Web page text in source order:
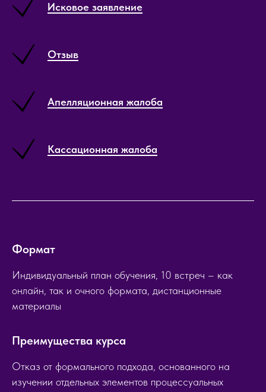
Исковое заявление
Отзыв
Апелляционная жалоба
Кассационная жалоба
Формат
Индивидуальный план обучения, 10 встреч – как
онлайн, так и очного формата, дистанционные
материалы
Преимущества курса
Отказ от формального подхода, основанного на
изучении отдельных элементов процессуальных